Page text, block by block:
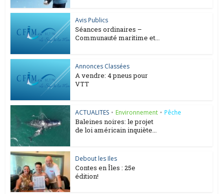
Avis Publics
Séances ordinaires –
Communauté maritime et...
Annonces Classées
A vendre: 4 pneus pour
VTT
ACTUALITES • Environnement • Pêche
Baleines noires: le projet
de loi américain inquiète...
Debout les Iles
Contes en Îles : 25e
édition!